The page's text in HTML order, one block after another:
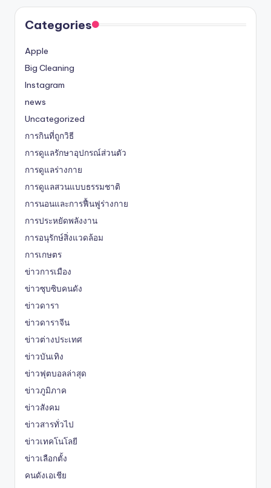
Categories
Apple
Big Cleaning
Instagram
news
Uncategorized
การกินที่ถูกวิธี
การดูแลรักษาอุปกรณ์ส่วนตัว
การดูแลร่างกาย
การดูแลสวนแบบธรรมชาติ
การนอนและการฟื้นฟูร่างกาย
การประหยัดพลังงาน
การอนุรักษ์สิ่งแวดล้อม
การเกษตร
ข่าวการเมือง
ข่าวซุบซิบคนดัง
ข่าวดารา
ข่าวดาราจีน
ข่าวต่างประเทศ
ข่าวบันเทิง
ข่าวฟุตบอลล่าสุด
ข่าวภูมิภาค
ข่าวสังคม
ข่าวสารทั่วไป
ข่าวเทคโนโลยี
ข่าวเลือกตั้ง
คนดังเอเชีย